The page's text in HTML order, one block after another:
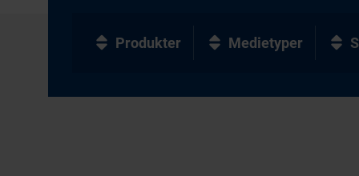
Produkter Medietyper